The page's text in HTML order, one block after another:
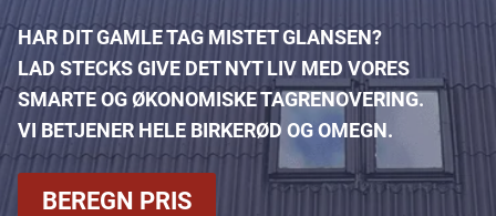
HAR DIT GAMLE TAG MISTET GLANSEN?
LAD STECKS GIVE DET NYT LIV MED VORES
SMARTE OG ØKONOMISKE TAGRENOVERING.
VI BETJENER HELE BIRKERØD OG OMEGN.
BEREGN PRIS